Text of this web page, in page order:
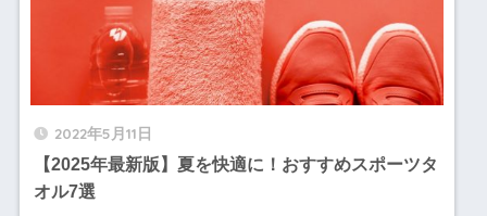
2022年5月11日
【2025年最新版】夏を快適に！おすすめスポーツタ
オル7選